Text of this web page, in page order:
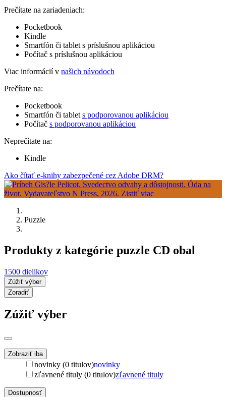
Prečítate na zariadeniach:
Pocketbook
Kindle
Smartfón či tablet s príslušnou aplikáciou
Počítač s príslušnou aplikáciou
Viac informácií v našich návodoch
Prečítate na:
Pocketbook
Smartfón či tablet s podporovanou aplikáciou
Počítač s podporovanou aplikáciou
Neprečítate na:
Kindle
Ako čítať e-knihy zabezpečené cez Adobe DRM?
Puzzle
Produkty z kategórie puzzle CD obal
1500 dielikov
Zúžiť výber
Zoradiť
Zúžiť výber
Zobraziť iba
novinky (0 titulov)novinky
zľavnené tituly (0 titulov)zľavnené tituly
Dostupnosť